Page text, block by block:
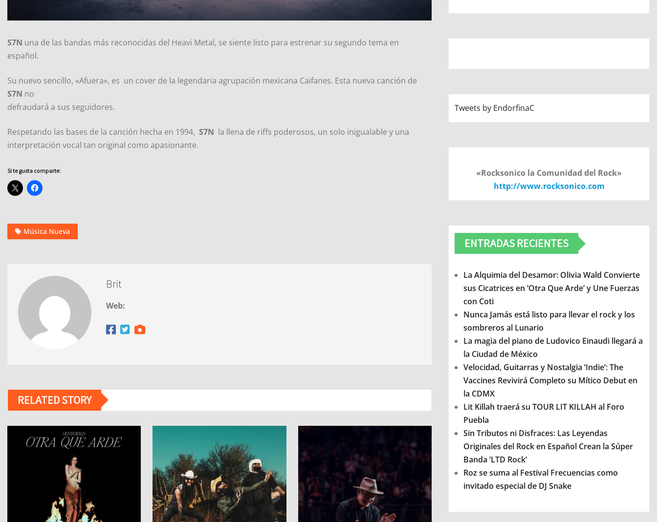
S7N una de las bandas más reconocidas del Heavi Metal, se siente listo para estrenar su segundo tema en
español.
Su nuevo sencillo, «Afuera», es un cover de la legendaria agrupación mexicana Caifanes. Esta nueva canción de
S7N no
defraudará a sus seguidores.
Respetando las bases de la canción hecha en 1994, S7N la llena de riffs poderosos, un solo inigualable y una
interpretación vocal tan original como apasionante.
Si te gusta comparte:
Música Nueva
Brit
Web:
RELATED STORY
Tweets by EndorfinaC
«Rocksonico la Comunidad del Rock»
http://www.rocksonico.com
ENTRADAS RECIENTES
La Alquimia del Desamor: Olivia Wald Convierte
sus Cicatrices en ‘Otra Que Arde’ y Une Fuerzas
con Coti
Nunca Jamás está listo para llevar el rock y los
sombreros al Lunario
La magia del piano de Ludovico Einaudi llegará a
la Ciudad de México
Velocidad, Guitarras y Nostalgia ‘Indie’: The
Vaccines Revivirá Completo su Mítico Debut en
la CDMX
Lit Killah traerá su TOUR LIT KILLAH al Foro
Puebla
Sin Tributos ni Disfraces: Las Leyendas
Originales del Rock en Español Crean la Súper
Banda ‘LTD Rock’
Roz se suma al Festival Frecuencias como
invitado especial de DJ Snake